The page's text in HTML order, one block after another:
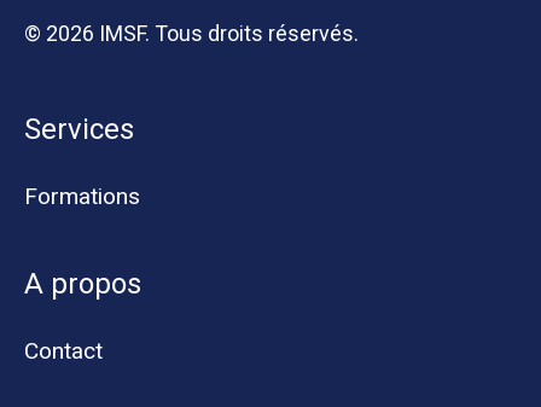
© 2026 IMSF. Tous droits réservés.
Services
Formations
A propos
Contact